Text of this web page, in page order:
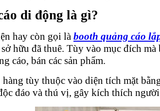
di động là gì?
hay còn gọi là booth quảng cáo
hữu đã thuê. Tùy vào mục đích
cáo, bán các sản phẩm.
tùy thuộc vào diện tích mặt
đáo và thú vị, gây kích thích